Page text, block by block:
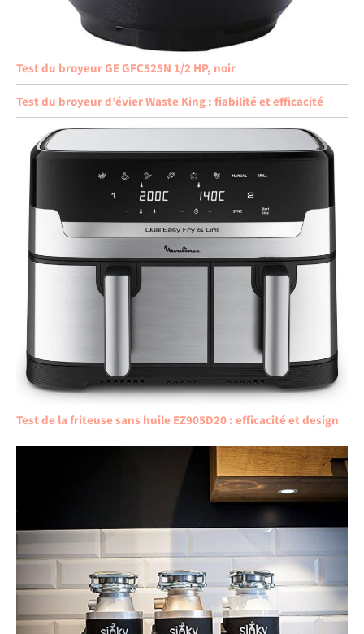
Test du broyeur GE GFC525N 1/2 HP, noir
Test du broyeur d’évier Waste King : fiabilité et efficacité
Test de la friteuse sans huile EZ905D20 : efficacité et design